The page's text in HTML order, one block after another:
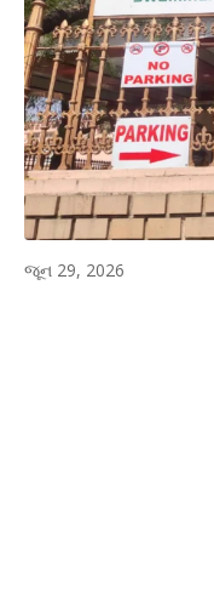
જૂન 29, 2026